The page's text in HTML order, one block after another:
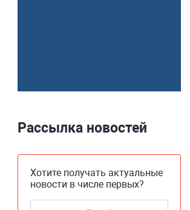
Рассылка новостей
Хотите получать актуальные
новости в числе первых?